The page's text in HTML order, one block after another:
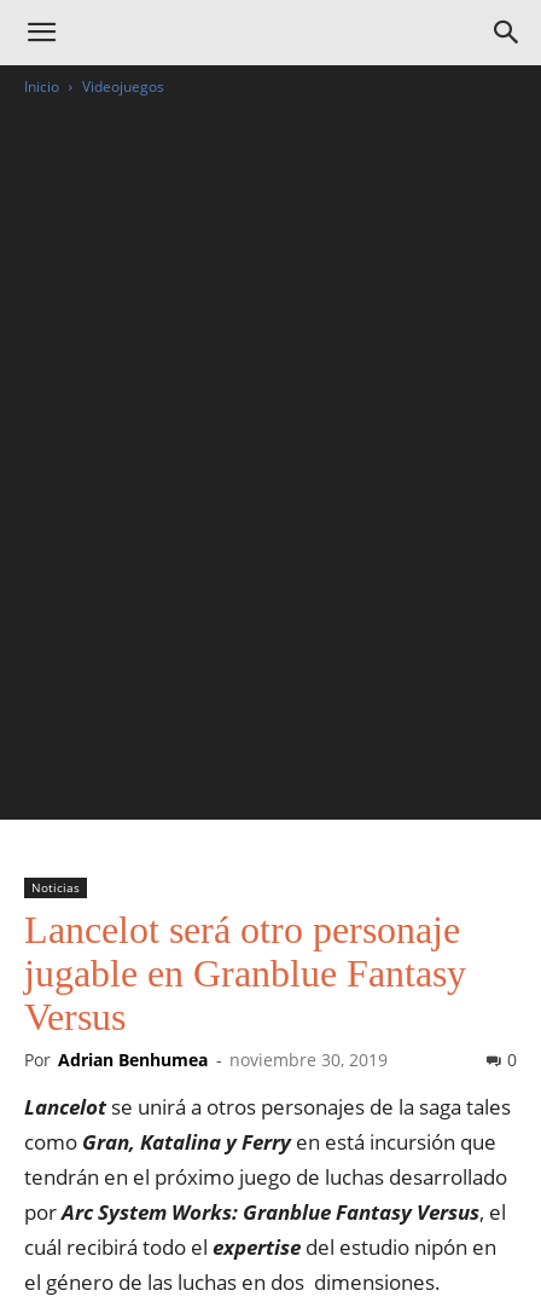
Inicio Videojuegos
Noticias
Lancelot será otro personaje
jugable en Granblue Fantasy
Versus
Por Adrian Benhumea - noviembre 30, 2019 0
Lancelotse unirá a otros personajes de la saga tales
como Gran, Katalina y Ferryen está incursión que
tendrán en el próximo juego de luchas desarrollado
porArc System Works: Granblue Fantasy Versus, el
cuál recibirá todo el expertise del estudio nipón en
el género de las luchas en dos dimensiones.